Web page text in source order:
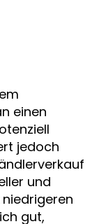
einen
jedoch
und
gut,